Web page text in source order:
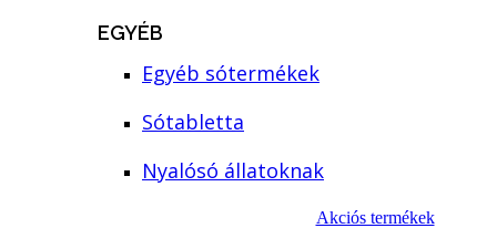
EGYÉB
Egyéb sótermékek
Sótabletta
Nyalósó állatoknak
Akciós termékek